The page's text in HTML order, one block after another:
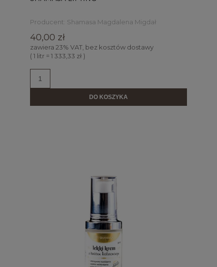
Producent: Shamasa Magdalena Migdał
40,00 zł
zawiera 23% VAT, bez kosztów dostawy
( 1 litr = 1 333,33 zł )
DO KOSZYKA